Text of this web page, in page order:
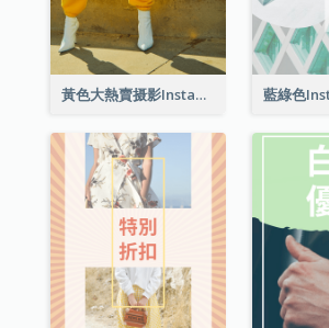
黃色大熱賣摄影Instagram限時動態